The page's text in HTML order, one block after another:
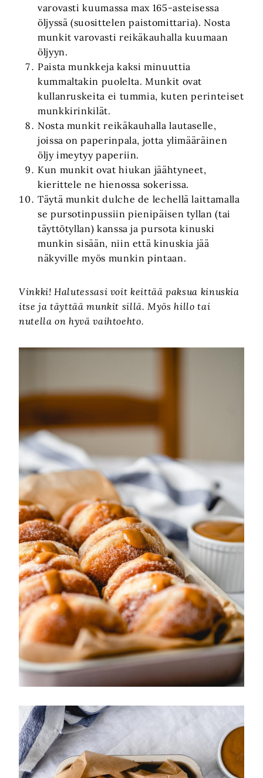
varovasti kuumassa max 165-asteisessa
öljyssä (suosittelen paistomittaria). Nosta
munkit varovasti reikäkauhalla kuumaan
öljyyn.
Paista munkkeja kaksi minuuttia
kummaltakin puolelta. Munkit ovat
kullanruskeita ei tummia, kuten perinteiset
munkkirinkilät.
Nosta munkit reikäkauhalla lautaselle,
joissa on paperinpala, jotta ylimääräinen
öljy imeytyy paperiin.
Kun munkit ovat hiukan jäähtyneet,
kierittele ne hienossa sokerissa.
Täytä munkit dulche de lechellä laittamalla
se pursotinpussiin pienipäisen tyllan (tai
täyttötyllan) kanssa ja pursota kinuski
munkin sisään, niin että kinuskia jää
näkyville myös munkin pintaan.
Vinkki! Halutessasi voit keittää paksua kinuskia
itse ja täyttää munkit sillä. Myös hillo tai
nutella on hyvä vaihtoehto.